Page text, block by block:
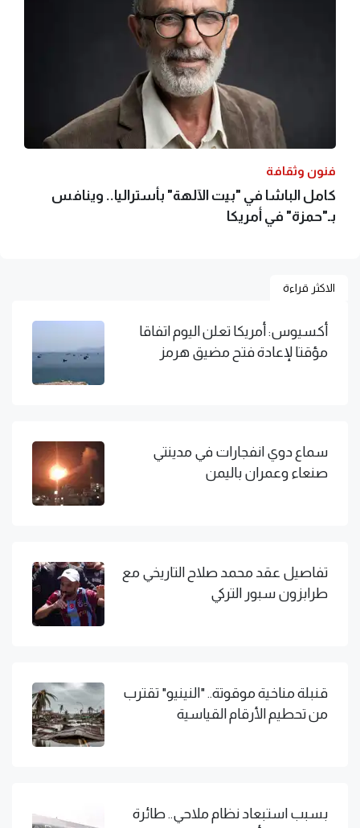
فنون وثقافة
كامل الباشا في "بيت الآلهة" بأستراليا.. وينافس
بـ"حمزة" في أمريكا
الاكثر قراءة
أكسيوس: أمريكا تعلن اليوم اتفاقا
مؤقتا لإعادة فتح مضيق هرمز
سماع دوي انفجارات في مدينتي
صنعاء وعمران باليمن
تفاصيل عقد محمد صلاح التاريخي مع
طرابزون سبور التركي
قنبلة مناخية موقوتة.. "النينيو" تقترب
من تحطيم الأرقام القياسية
بسبب استبعاد نظام ملاحي.. طائرة